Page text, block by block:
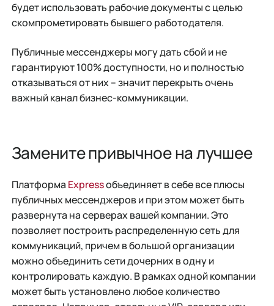
будет использовать рабочие документы с целью
скомпрометировать бывшего работодателя.
Публичные мессенджеры могу дать сбой и не
гарантируют 100% доступности, но и полностью
отказываться от них – значит перекрыть очень
важный канал бизнес-коммуникации.
Замените привычное на лучшее
Платформа Expressобъединяет в себе все плюсы
публичных мессенджеров и при этом может быть
развернута на серверах вашей компании. Это
позволяет построить распределенную сеть для
коммуникаций, причем в большой организации
можно объединить сети дочерних в одну и
контролировать каждую. В рамках одной компании
может быть установлено любое количество